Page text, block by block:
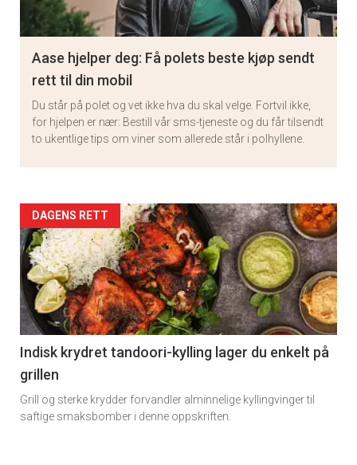
Aase hjelper deg: Få polets beste kjøp sendt
rett til din mobil
Du står på polet og vet ikke hva du skal velge. Fortvil ikke,
for hjelpen er nær: Bestill vår sms-tjeneste og du får tilsendt
to ukentlige tips om viner som allerede står i polhyllene.
Artikler
detail
-
section
11
DAGENS RETT
Indisk krydret tandoori-kylling lager du enkelt på
grillen
Grill og sterke krydder forvandler alminnelige kyllingvinger til
saftige smaksbomber i denne oppskriften.